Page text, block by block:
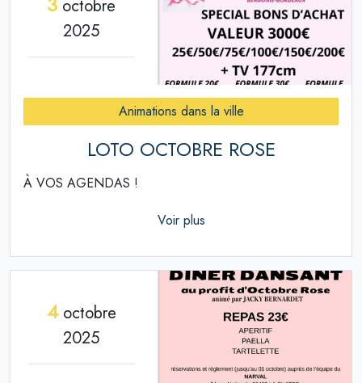
octobre
2025
Animations dans la ville
LOTO OCTOBRE ROSE
À VOS AGENDAS !
Voir plus
4octobre
2025